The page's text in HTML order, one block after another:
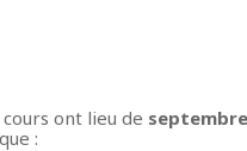
cours ont lieu de septembre
: